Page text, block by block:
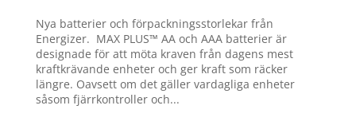
Nya batterier och förpackningsstorlekar från
Energizer. MAX PLUS™ AA och AAA batterier är
designade för att möta kraven från dagens mest
kraftkrävande enheter och ger kraft som räcker
längre. Oavsett om det gäller vardagliga enheter
såsom fjärrkontroller och...